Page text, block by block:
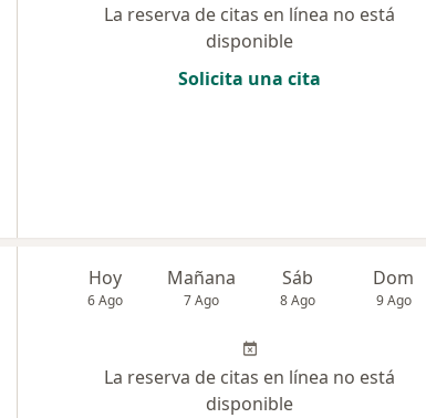
La reserva de citas en línea no está
disponible
Solicita una cita
Hoy
6 Ago
Mañana
7 Ago
Sáb
8 Ago
Dom
9 Ago
La reserva de citas en línea no está
disponible